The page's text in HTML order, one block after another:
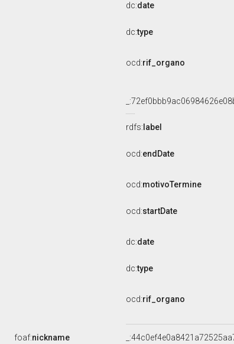
dc:date
dc:type
ocd:rif_organo
rdfs: label
ocd:endDate
ocd:motivoTermine
ocd:startDate
dc:date
dc:type
ocd:rif_organo
foaf:nickname